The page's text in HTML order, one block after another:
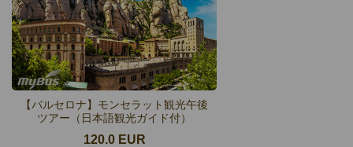
【バルセロナ】モンセラット観光午後
ツアー（日本語観光ガイド付）
120.0 EUR